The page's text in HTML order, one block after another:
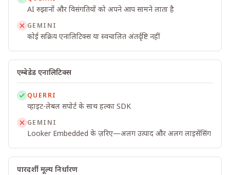
AI रुझानों और विसंगतियों को अपने आप सामने लाता है
GEMINI
कोई सक्रिय एनालिटिक्स या स्वचालित अंतर्दृष्टि नहीं
एम्बेडेड एनालिटिक्स
QUERRI
व्हाइट-लेबल सपोर्ट के साथ हल्का SDK
GEMINI
Looker Embedded के ज़रिए—अलग उत्पाद और अलग लाइसेंसिंग
पारदर्शी मूल्य निर्धारण